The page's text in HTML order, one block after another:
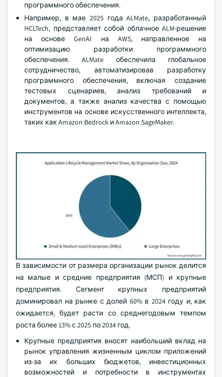
программного обеспечения.
Например, в мае 2025 года ALMate, разработанный
HCLTech, представляет собой облачное ALM-решение
на основе GenAI на AWS, направленное на
оптимизацию разработки программного
обеспечения. ALMate обеспечила глобальное
сотрудничество, автоматизировав разработку
программного обеспечения, включая создание
тестовых сценариев, анализ требований и
документов, а также анализ качества с помощью
инструментов на основе искусственного интеллекта,
таких как Amazon Bedrock и Amazon SageMaker.
В зависимости от размера организации рынок делится
на малые и средние предприятия (МСП) и крупные
предприятия. Сегмент крупных предприятий
доминировал на рынке с долей 60% в 2024 году и, как
ожидается, будет расти со среднегодовым темпом
роста более 13% с 2025 по 2034 год.
Крупные предприятия вносят наибольший вклад на
рынок управления жизненным циклом приложений
из-за их больших бюджетов, инвестиционных
возможностей и потребности в инструментах